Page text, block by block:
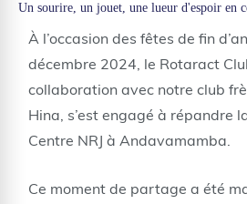
Un sourire, un jouet, une lueur d'espoir en
À l’occasion des fêtes de fin
décembre 2024, le Rotaract
collaboration avec notre club
Hina, s’est engagé à répandre
Centre NRJ à Andavamamba.
Ce moment de partage a été